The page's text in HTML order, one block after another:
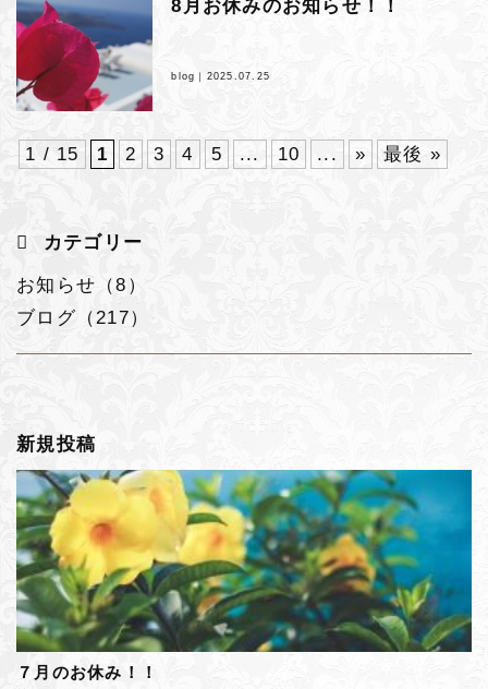
カテゴリー
お知らせ（8）
ブログ（217）
8月お休みのお知らせ！！
blog｜ 2025.07.25
1 / 15 1 2 3 4 5 ... 10 ... » 最後 »
新規投稿
７月のお休み！！